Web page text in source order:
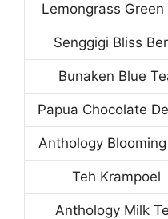
Lemongrass Green
Senggigi Bliss
Bunaken Blue
Papua Chocolate
Anthology
Teh Krampoel
Anthology Milk